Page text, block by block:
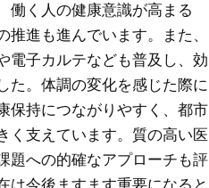
働く人の健康意識が高まる
進も進んでいます。また、
電子カルテなども普及し、効
た。体調の変化を感じた際に
保持につながりやすく、都市
く支えています。質の高い医
題への的確なアプローチも評
は今後ますます重要になると